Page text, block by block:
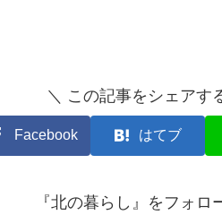
＼ この記事をシェアす
Facebook はてブ
『北の暮らし』をフォロ